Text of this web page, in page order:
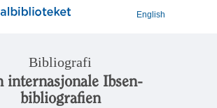
English
Bibliografi
internasjonale Ibsen-
bibliografien